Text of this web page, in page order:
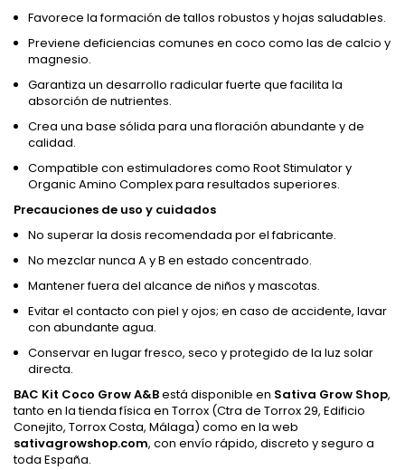
Favorece la formación de tallos robustos y hojas saludables.
Previene deficiencias comunes en coco como las de calcio y
magnesio.
Garantiza un desarrollo radicular fuerte que facilita la
absorción de nutrientes.
Crea una base sólida para una floración abundante y de
calidad.
Compatible con estimuladores como Root Stimulator y
Organic Amino Complex para resultados superiores.
Precauciones de uso y cuidados
No superar la dosis recomendada por el fabricante.
No mezclar nunca A y B en estado concentrado.
Mantener fuera del alcance de niños y mascotas.
Evitar el contacto con piel y ojos; en caso de accidente, lavar
con abundante agua.
Conservar en lugar fresco, seco y protegido de la luz solar
directa.
BAC Kit Coco Grow A&Bestá disponible en Sativa Grow Shop,
tanto en la tienda física en Torrox (Ctra de Torrox 29, Edificio
Conejito, Torrox Costa, Málaga) como en la web
sativagrowshop.com, con envío rápido, discreto y seguro a
toda España.